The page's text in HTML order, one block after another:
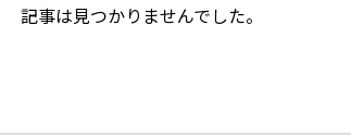
記事は見つかりませんでした。